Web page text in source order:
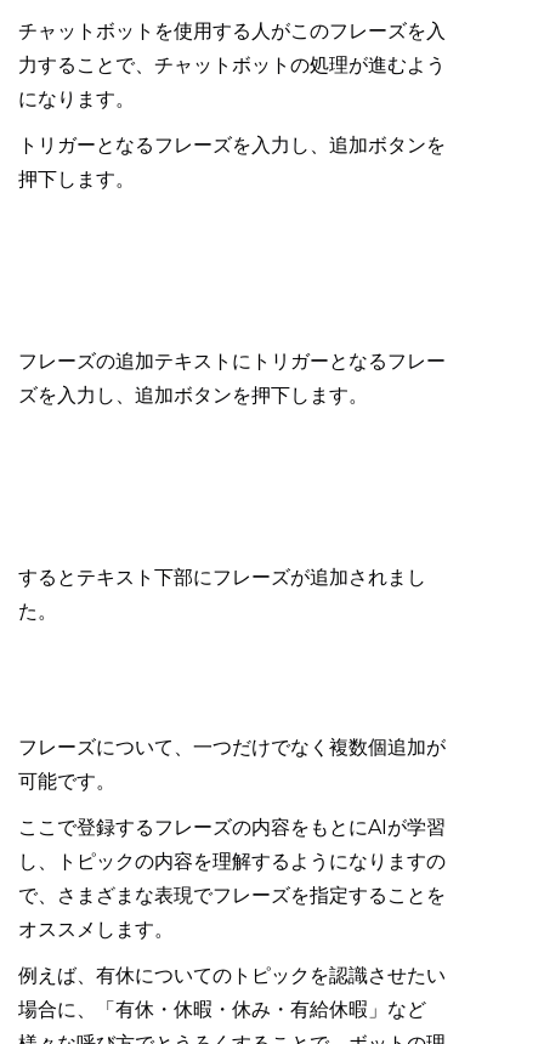
チャットボットを使用する人がこのフレーズを入
力することで、チャットボットの処理が進むよう
になります。
トリガーとなるフレーズを入力し、追加ボタンを
押下します。
フレーズの追加テキストにトリガーとなるフレー
ズを入力し、追加ボタンを押下します。
するとテキスト下部にフレーズが追加されまし
た。
フレーズについて、一つだけでなく複数個追加が
可能です。
ここで登録するフレーズの内容をもとにAIが学習
し、トピックの内容を理解するようになりますの
で、さまざまな表現でフレーズを指定することを
オススメします。
例えば、有休についてのトピックを認識させたい
場合に、「有休・休暇・休み・有給休暇」など